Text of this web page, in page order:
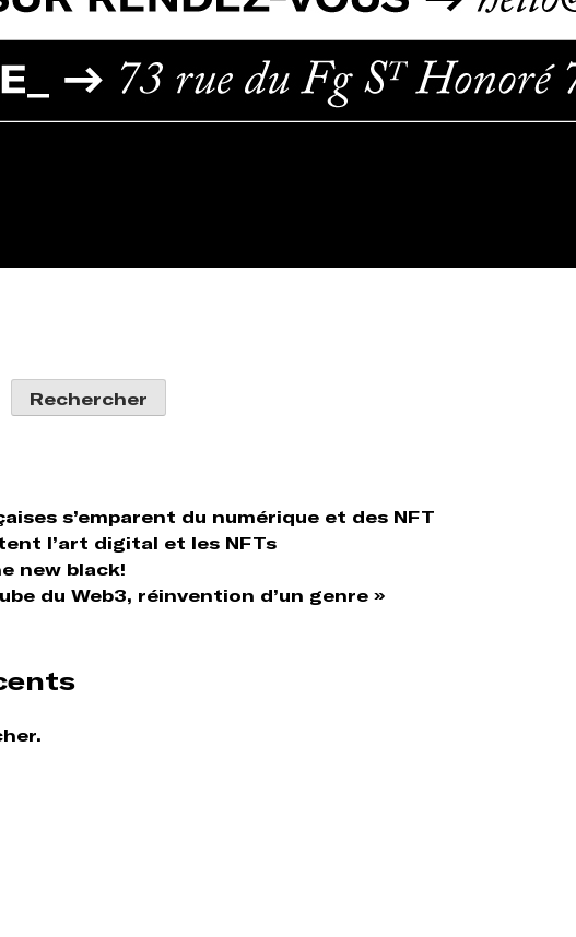
Rechercher
s’emparent du numérique et des NFT
l’art digital et les NFTs
new black!
du Web3, réinvention d’un genre »